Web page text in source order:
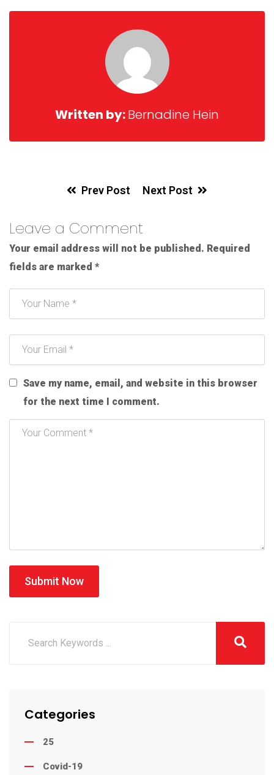
Written by:Bernadine Hein
Prev Post Next Post
Leave a Comment
Your email address will not be published. Required
fields are marked *
Save my name, email, and website in this browser
for the next time I comment.
Submit Now
Categories
25
Covid-19